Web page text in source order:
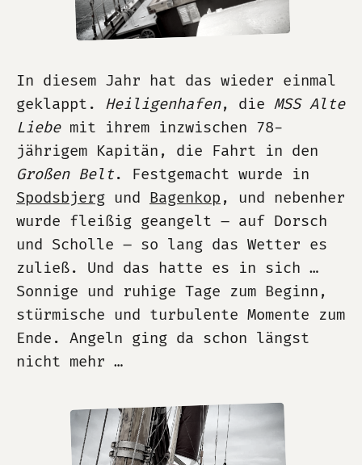
In diesem Jahr hat das wieder einmal
geklappt. Heiligenhafen, die MSS Alte
Liebemit ihrem inzwischen 78-
jährigem Kapitän, die Fahrt in den
Großen Belt. Festgemacht wurde in
Spodsbjerg und Bagenkop , und nebenher
wurde fleißig geangelt – auf Dorsch
und Scholle – so lang das Wetter es
zuließ. Und das hatte es in sich …
Sonnige und ruhige Tage zum Beginn,
stürmische und turbulente Momente zum
Ende. Angeln ging da schon längst
nicht mehr …